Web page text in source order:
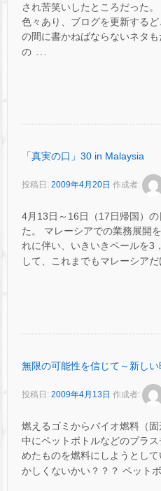
され苦笑いしたところだった
色々あり、ブログを更新する
の間に書かねばならないネタ
の …
「真実の口」30 in Malaysia
投稿日: 2009年4月20日 作成者:
4月13日～16日（17日帰国）
た。 マレーシアでの業務展開
れに伴い、いきいきペールを3
して、これまでもマレーシア
無限の可能性を信じて～新し
投稿日: 2009年4月13日 作成者:
燃えるゴミからバイオ燃料（
中にペットボトルなどのプラ
めたものを燃料にしようとし
かしくないかい？？？ ペット